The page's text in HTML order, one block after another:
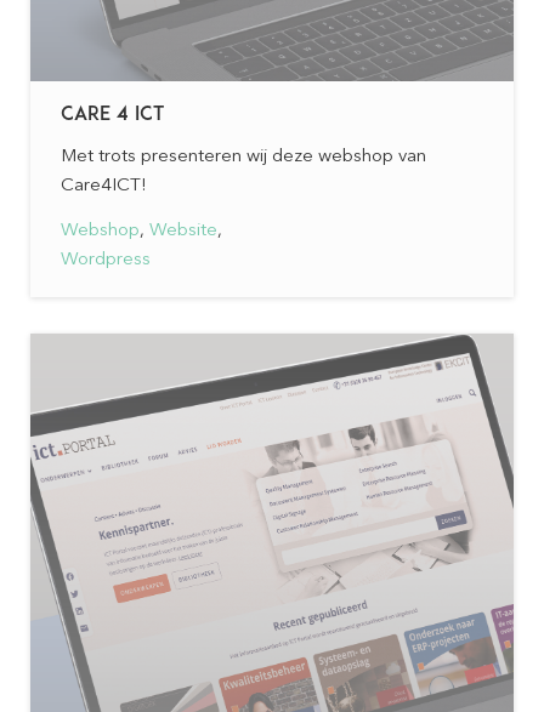
CARE 4 ICT
Met trots presenteren wij deze webshop van
Care4ICT!
Webshop, Website,
Wordpress